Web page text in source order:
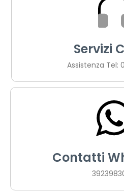
Servizi
Assistenza Tel:
Contatti